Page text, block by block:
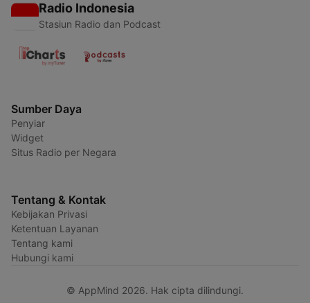
Radio Indonesia
Stasiun Radio dan Podcast
Sumber Daya
Penyiar
Widget
Situs Radio per Negara
Tentang & Kontak
Kebijakan Privasi
Ketentuan Layanan
Tentang kami
Hubungi kami
© AppMind 2026. Hak cipta dilindungi.